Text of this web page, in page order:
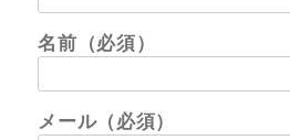
名前（必須）
メール（必須）